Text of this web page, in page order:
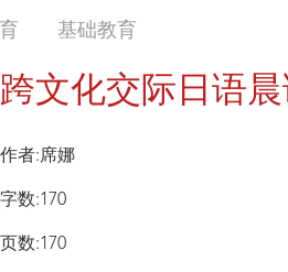
基础教育
跨文化交际日语
作者:席娜
字数:170
页数:170